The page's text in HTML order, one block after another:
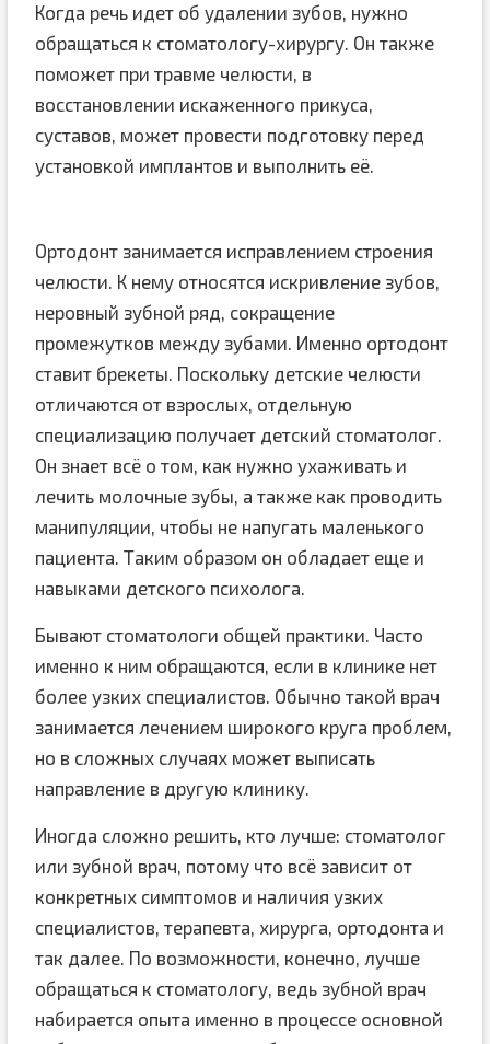
Когда речь идет об удалении зубов, нужно
обращаться к стоматологу-хирургу. Он также
поможет при травме челюсти, в
восстановлении искаженного прикуса,
суставов, может провести подготовку перед
установкой имплантов и выполнить её.
Ортодонт занимается исправлением строения
челюсти. К нему относятся искривление зубов,
неровный зубной ряд, сокращение
промежутков между зубами. Именно ортодонт
ставит брекеты. Поскольку детские челюсти
отличаются от взрослых, отдельную
специализацию получает детский стоматолог.
Он знает всё о том, как нужно ухаживать и
лечить молочные зубы, а также как проводить
манипуляции, чтобы не напугать маленького
пациента. Таким образом он обладает еще и
навыками детского психолога.
Бывают стоматологи общей практики. Часто
именно к ним обращаются, если в клинике нет
более узких специалистов. Обычно такой врач
занимается лечением широкого круга проблем,
но в сложных случаях может выписать
направление в другую клинику.
Иногда сложно решить, кто лучше: стоматолог
или зубной врач, потому что всё зависит от
конкретных симптомов и наличия узких
специалистов, терапевта, хирурга, ортодонта и
так далее. По возможности, конечно, лучше
обращаться к стоматологу, ведь зубной врач
набирается опыта именно в процессе основной